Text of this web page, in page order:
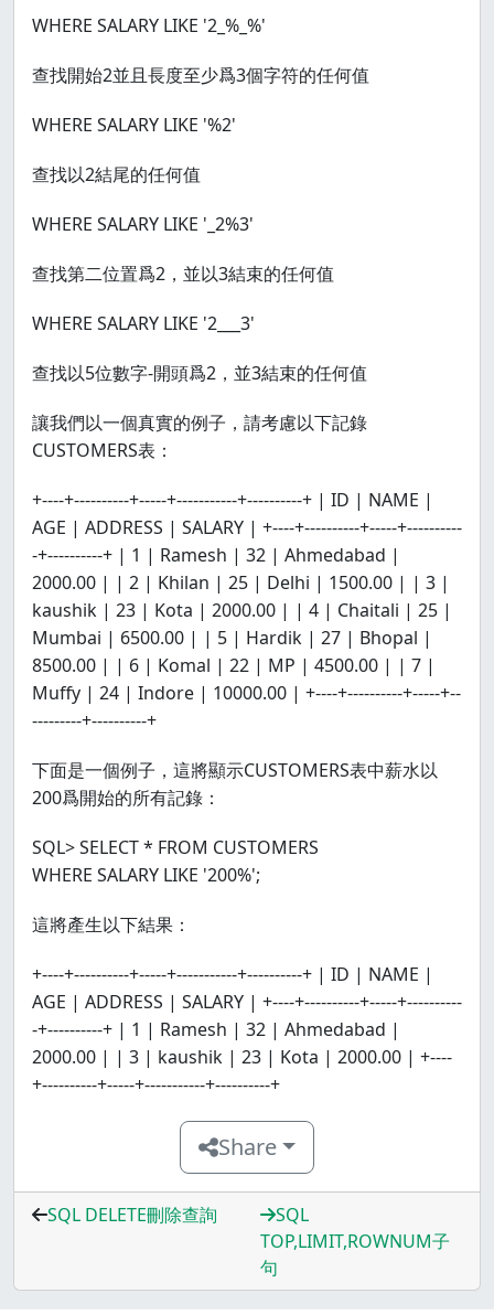
WHERE SALARY LIKE '2_%_%'
查找開始2並且長度至少爲3個字符的任何值
WHERE SALARY LIKE '%2'
查找以2結尾的任何值
WHERE SALARY LIKE '_2%3'
查找第二位置爲2，並以3結束的任何值
WHERE SALARY LIKE '2___3'
查找以5位數字-開頭爲2，並3結束的任何值
讓我們以一個真實的例子，請考慮以下記錄
CUSTOMERS表：
+----+----------+-----+-----------+----------+ | ID | NAME |
AGE | ADDRESS | SALARY | +----+----------+-----+----------
-+----------+ | 1 | Ramesh | 32 | Ahmedabad |
2000.00 | | 2 | Khilan | 25 | Delhi | 1500.00 | | 3 |
kaushik | 23 | Kota | 2000.00 | | 4 | Chaitali | 25 |
Mumbai | 6500.00 | | 5 | Hardik | 27 | Bhopal |
8500.00 | | 6 | Komal | 22 | MP | 4500.00 | | 7 |
Muffy | 24 | Indore | 10000.00 | +----+----------+-----+--
---------+----------+
下面是一個例子，這將顯示CUSTOMERS表中薪水以
200爲開始的所有記錄：
SQL> SELECT * FROM CUSTOMERS
WHERE SALARY LIKE '200%';
這將產生以下結果：
+----+----------+-----+-----------+----------+ | ID | NAME |
AGE | ADDRESS | SALARY | +----+----------+-----+----------
-+----------+ | 1 | Ramesh | 32 | Ahmedabad |
2000.00 | | 3 | kaushik | 23 | Kota | 2000.00 | +----
+----------+-----+-----------+----------+
Share
SQL DELETE刪除查詢
SQL
TOP,LIMIT,ROWNUM子
句